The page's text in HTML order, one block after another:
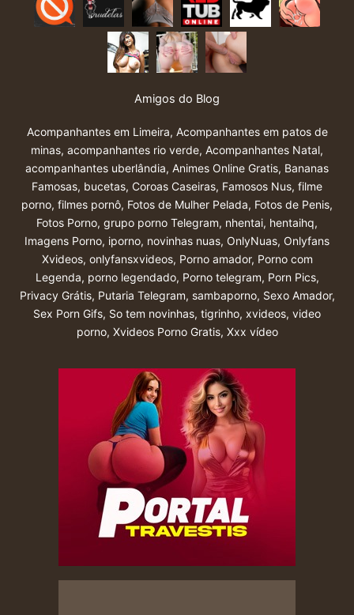
Amigos do Blog
Acompanhantes em Limeira, Acompanhantes em patos de
minas, acompanhantes rio verde, Acompanhantes Natal,
acompanhantes uberlândia, Animes Online Gratis, Bananas
Famosas, bucetas, Coroas Caseiras, Famosos Nus, filme
porno, filmes pornô, Fotos de Mulher Pelada, Fotos de Penis,
Fotos Porno, grupo porno Telegram, nhentai, hentaihq,
Imagens Porno, iporno, novinhas nuas, OnlyNuas, Onlyfans
Xvideos, onlyfansxvideos, Porno amador, Porno com
Legenda, porno legendado, Porno telegram, Porn Pics,
Privacy Grátis, Putaria Telegram, sambaporno, Sexo Amador,
Sex Porn Gifs, So tem novinhas, tigrinho, xvideos, video
porno, Xvideos Porno Gratis, Xxx vídeo